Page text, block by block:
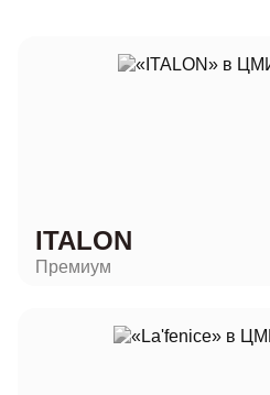
ITALON
Премиум